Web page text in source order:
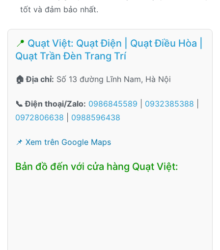
tốt và đảm bảo nhất.
📍 Quạt Việt: Quạt Điện | Quạt Điều Hòa |
Quạt Trần Đèn Trang Trí
🏠 Địa chỉ: Số 13 đường Lĩnh Nam, Hà Nội
📞 Điện thoại/Zalo: 0986845589 0932385388
0972806638
0988596438
📌 Xem trên Google Maps
Bản đồ đến với cửa hàng Quạt Việt: